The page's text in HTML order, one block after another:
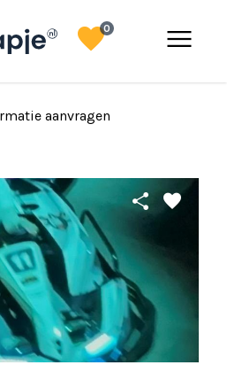
menu
favorite0
aanvragen
share favorite